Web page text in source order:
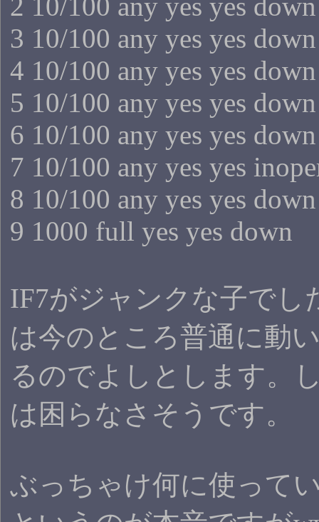
3 10/100 any yes yes down
4 10/100 any yes yes down
5 10/100 any yes yes down
6 10/100 any yes yes down
7 10/100 any yes yes
8 10/100 any yes yes down
9 1000 full yes yes down
IF7がジャンクな子でし
は今のところ普通に動
るのでよしとします。
は困らなさそうです。
ぶっちゃけ何に使って